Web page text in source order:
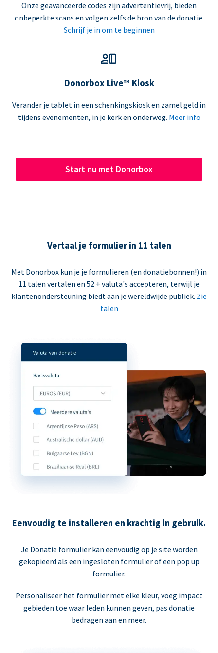
Onze geavanceerde codes zijn advertentievrij, bieden
onbeperkte scans en volgen zelfs de bron van de donatie.
Schrijf je in om te beginnen
Donorbox Live™ Kiosk
Verander je tablet in een schenkingskiosk en zamel geld in
tijdens evenementen, in je kerk en onderweg. Meer info
Start nu met Donorbox
Vertaal je formulier in 11 talen
Met Donorbox kun je je formulieren (en donatiebonnen!) in
11 talen vertalen en 52 + valuta's accepteren, terwijl je
klantenondersteuning biedt aan je wereldwijde publiek. Zie
talen
Eenvoudig te installeren en krachtig in gebruik.
Je Donatie formulier kan eenvoudig op je site worden
gekopieerd als een ingesloten formulier of een pop up
formulier.
Personaliseer het formulier met elke kleur, voeg impact
gebieden toe waar leden kunnen geven, pas donatie
bedragen aan en meer.